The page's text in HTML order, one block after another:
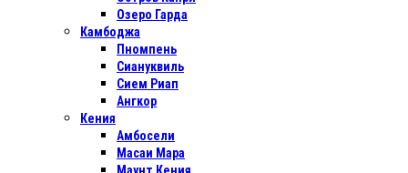
Озеро Гарда
Камбоджа
Пномпень
Сиануквиль
Сием Риап
Ангкор
Кения
Амбосели
Масаи Мара